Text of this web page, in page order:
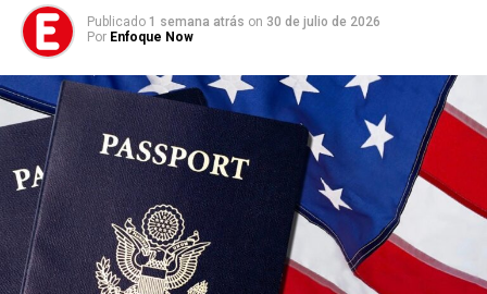
Programa de los tres días
Cada jornada desarrolla un tema bíblico específico:
Viernes – Mateo 5:3
El programa se centra en reconocer las necesidades
espirituales y cómo estas contribuyen a una vida
Publicado 1 semana atrás on 30 de julio de 2026
Por Enfoque Now